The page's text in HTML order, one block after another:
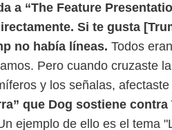
a “The Feature
Si te gusta
no había líneas. Todos
Pero cuando cruzaste
y los señalas, afectaste
que Dog sostiene contra
ejemplo de ello es el tema